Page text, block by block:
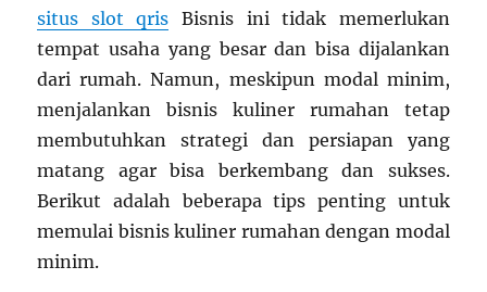
situs slot qris Bisnis ini tidak memerlukan
tempat usaha yang besar dan bisa dijalankan
dari rumah. Namun, meskipun modal minim,
menjalankan bisnis kuliner rumahan tetap
membutuhkan strategi dan persiapan yang
matang agar bisa berkembang dan sukses.
Berikut adalah beberapa tips penting untuk
memulai bisnis kuliner rumahan dengan modal
minim.